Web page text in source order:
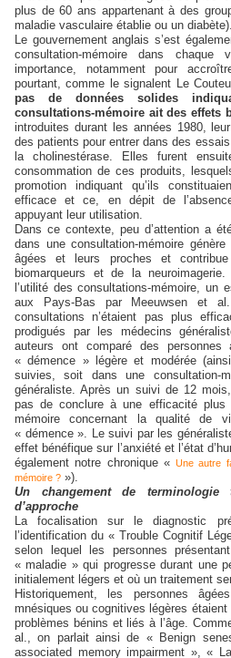
plus de 60 ans appartenant à des
maladie vasculaire établie ou un diabète).
Le gouvernement anglais s’est
consultation-mémoire dans
importance, notamment pour
pourtant, comme le signalent Le
pas de données solides
consultations-mémoire ait des effets
introduites durant les années 1980,
des patients pour entrer dans des
la cholinestérase. Elles furent
consommation de ces produits,
promotion indiquant qu’ils
efficace et ce, en dépit de
appuyant leur utilisation.
Dans ce contexte, peu d’attention a
dans une consultation-mémoire
âgées et leurs proches et
biomarqueurs et de la
l’utilité des consultations-mémoire, un
aux Pays-Bas par Meeuwsen et
consultations n’étaient pas plus
prodigués par les médecins
auteurs ont comparé des
« démence » légère et modérée
suivies, soit dans une consultation-
généraliste. Après un suivi de 12
pas de conclure à une efficacité plus
mémoire concernant la qualité de
« démence ». Le suivi par les
effet bénéfique sur l’anxiété et l’état
également notre chronique «Une autre
mémoire ? »).
Un changement de terminologie
d’approche
La focalisation sur le diagnostic
l’identification du « Trouble Cognitif
selon lequel les personnes
« maladie » qui progresse durant une
initialement légers et où un traitement
Historiquement, les personnes
mnésiques ou cognitives légères
problèmes bénins et liés à l’âge.
al., on parlait ainsi de « Benign
associated memory impairment », «